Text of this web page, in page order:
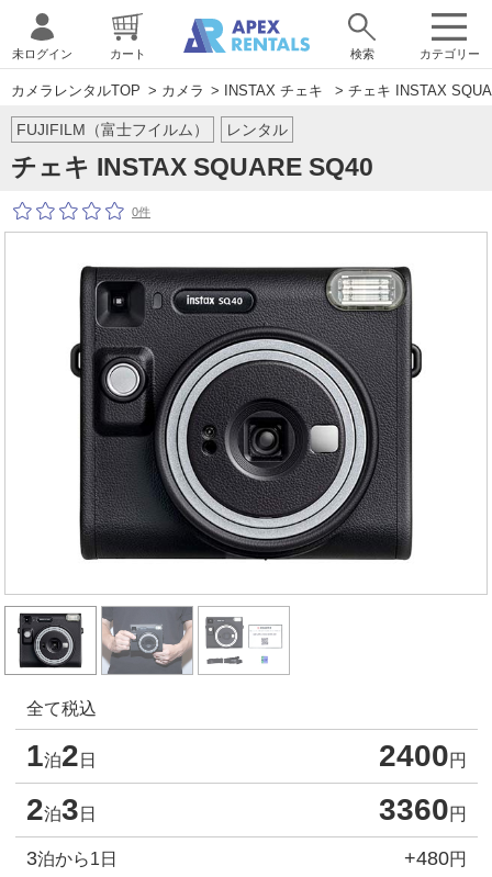
カテゴリー
未ログイン カート 検索
カメラレンタルTOP > カメラ > INSTAX チェキ > チェキ INSTAX
FUJIFILM（富士フイルム）
チェキ INSTAX SQUARE SQ40
レンタル
0件
全て税込
1泊2 日 2400円
2泊3 日 3360円
3泊から1日 +480円